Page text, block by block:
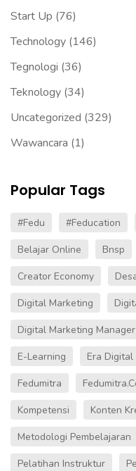
Start Up (76)
Technology (146)
Tegnologi (36)
Teknology (34)
Uncategorized (329)
Wawancara (1)
Popular Tags
#fedu #Feducation
Belajar Online
Bnsp
Creator Economy
Digital Marketing
Digital Marketing
E-Learning
Era Digital
Fedumitra
Kompetensi
Konten
Metodologi Pembelajaran
Pelatihan Instruktur